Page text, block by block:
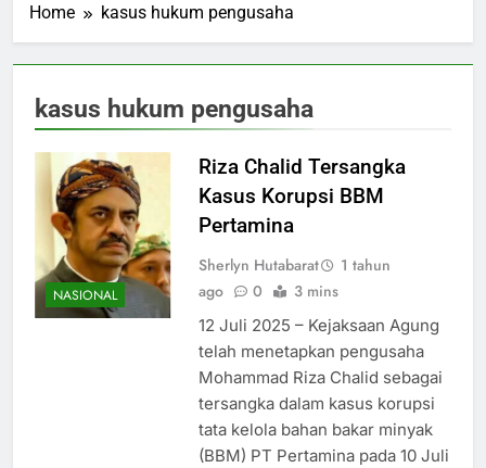
Home kasus hukum pengusaha
kasus hukum pengusaha
NASIONAL
Riza Chalid Tersangka
Kasus Korupsi BBM
Pertamina
Sherlyn Hutabarat
1 tahun
ago
0 3 mins
12 Juli 2025 – Kejaksaan Agung
telah menetapkan pengusaha
Mohammad Riza Chalid sebagai
tersangka dalam kasus korupsi
tata kelola bahan bakar minyak
(BBM) PT Pertamina pada 10 Juli